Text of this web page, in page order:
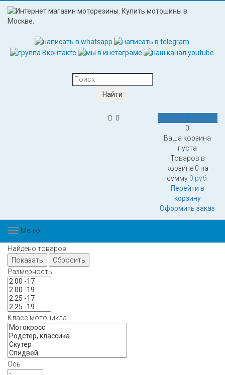
0
Ваша корзина
пуста
Товаров в
корзине 0 на
сумму 0 руб.
Перейти в
корзину
Оформить заказ
0
Меню
Найдено товаров:
Показать
Сбросить
Размерность
Класс мотоцикла
Ось